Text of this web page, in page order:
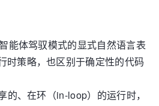
能体驾驭模式的显式自然语言表
时策略，也区别于确定性的代码
的、在环（in-loop）的运行时，